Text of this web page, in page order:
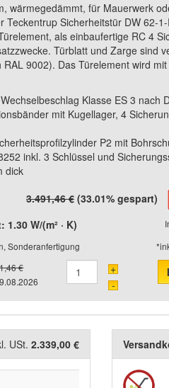
wärmegedämmt, für Mauerwerk
Teckentrup Sicherheitstür DW 62-
als einbaufertige RC 4
Türblatt und Zarge sind
9002). Das Türelement wird
Klasse ES 3 nach
mit Kugellager, 4
P2 mit
inkl. 3 Schlüssel und
dick
3.491,46 €(33.01% gespart)
W/(m² · K)
Sonderanfertigung
€
+
-
USt.2.339,00 €